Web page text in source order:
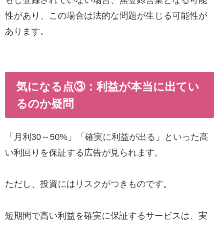
性があり、この場合は法的な問題が生じる可能性が
あります。
気になる点③：利益が本当に出てい
るのか疑問
「月利30～50%」「確実に利益が出る」といった高
い利回りを保証する広告が見られます。
ただし、投資にはリスクがつきものです。
短期間で高い利益を確実に保証するサービスは、実